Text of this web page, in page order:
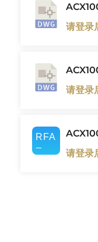
请登录
请登录
请登录